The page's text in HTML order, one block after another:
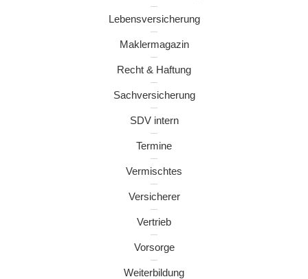
Lebensversicherung
Maklermagazin
Recht & Haftung
Sachversicherung
SDV intern
Termine
Vermischtes
Versicherer
Vertrieb
Vorsorge
Weiterbildung